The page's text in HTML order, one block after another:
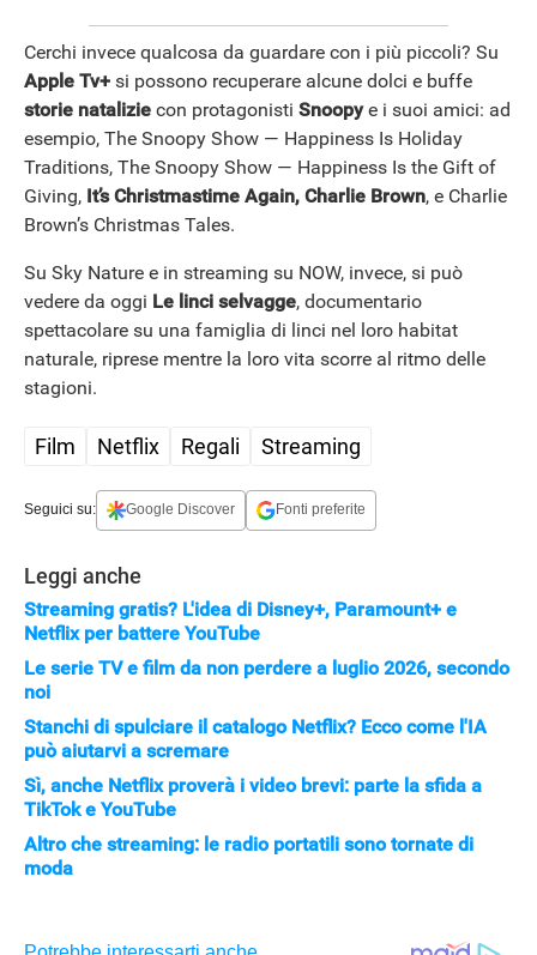
APPLE
Cerchi invece qualcosa da guardare con i più piccoli? Su
Apple Tv+ si possono recuperare alcune dolci e buffe
storie natalizie con protagonisti Snoopye i suoi amici: ad
esempio, The Snoopy Show — Happiness Is Holiday
Traditions, The Snoopy Show — Happiness Is the Gift of
Giving, It’s Christmastime Again, Charlie Brown, e Charlie
Brown’s Christmas Tales.
Su Sky Nature e in streaming su NOW, invece, si può
vedere da oggi Le linci selvagge, documentario
spettacolare su una famiglia di linci nel loro habitat
naturale, riprese mentre la loro vita scorre al ritmo delle
stagioni.
Film Netflix Regali Streaming
Seguici su: Google Discover Fonti preferite
Leggi anche
Streaming gratis? L'idea di Disney+, Paramount+ e
Netflix per battere YouTube
Le serie TV e film da non perdere a luglio 2026, secondo
noi
Stanchi di spulciare il catalogo Netflix? Ecco come l'IA
può aiutarvi a scremare
Sì, anche Netflix proverà i video brevi: parte la sfida a
TikTok e YouTube
Altro che streaming: le radio portatili sono tornate di
moda